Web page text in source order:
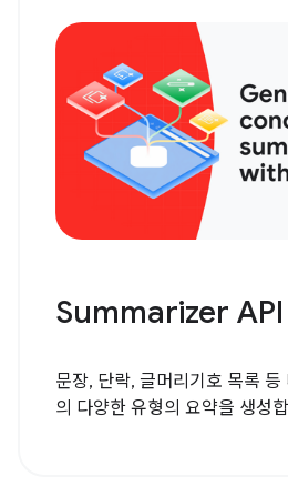
Summarizer API
문장, 단락, 글머리기호 목록 등
의 다양한 유형의 요약을 생성